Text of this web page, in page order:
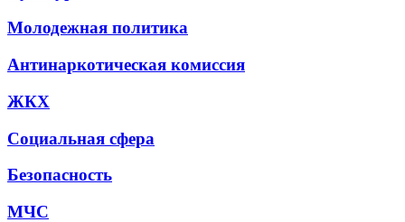
Молодежная политика
Антинаркотическая комиссия
ЖКХ
Социальная сфера
Безопасность
МЧС